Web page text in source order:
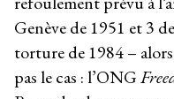
Genève de 1951 et 3
torture de 1984 –
pas le cas : l’ONG